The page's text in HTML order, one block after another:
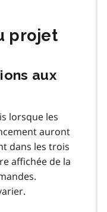
projet
aux
lorsque les
auront
dans les trois
affichée de la